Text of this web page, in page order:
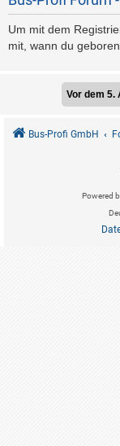
Um mit dem
mit, wann du
Bus-Profi GmbH
Powered